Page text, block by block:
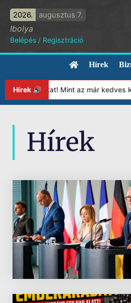
2026. augusztus 7.
Ibolya
Belépés / Regisztráció
Hírek
Hírek 🔊 Mint az már kedves
Hírek